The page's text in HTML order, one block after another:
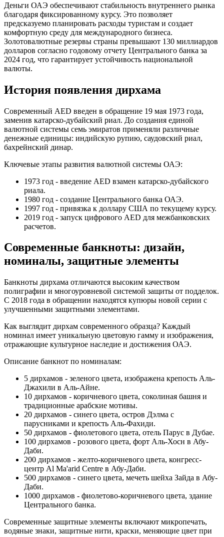
Деньги ОАЭ обеспечивают стабильность внутреннего рынка
благодаря фиксированному курсу. Это позволяет
предсказуемо планировать расходы туристам и создает
комфортную среду для международного бизнеса.
Золотовалютные резервы страны превышают 130 миллиардов
долларов согласно годовому отчету Центрального банка за
2024 год, что гарантирует устойчивость национальной
валюты.
История появления дирхама
Современный AED введен в обращение 19 мая 1973 года,
заменив катарско-дубайский риал. До создания единой
валютной системы семь эмиратов применяли различные
денежные единицы: индийскую рупию, саудовский риал,
бахрейнский динар.
Ключевые этапы развития валютной системы ОАЭ:
1973 год - введение AED взамен катарско-дубайского
риала.
1980 год - создание Центрального банка ОАЭ.
1997 год - привязка к доллару США по текущему курсу.
2019 год - запуск цифрового AED для межбанковских
расчетов.
Современные банкноты: дизайн,
номиналы, защитные элементы
Банкноты дирхама отличаются высоким качеством
полиграфии и многоуровневой системой защиты от подделок.
С 2018 года в обращении находятся купюры новой серии с
улучшенными защитными элементами.
Как выглядит дирхам современного образца? Каждый
номинал имеет уникальную цветовую гамму и изображения,
отражающие культурное наследие и достижения ОАЭ.
Описание банкнот по номиналам:
5 дирхамов - зеленого цвета, изображена крепость Аль-
Джахили в Аль-Айне.
10 дирхамов - коричневого цвета, соколиная башня и
традиционные арабские мотивы.
20 дирхамов - синего цвета, остров Дэлма с
парусниками и крепость Аль-Фахиди.
50 дирхамов - фиолетового цвета, отель Парус в Дубае.
100 дирхамов - розового цвета, форт Аль-Хосн в Абу-
Даби.
200 дирхамов - желто-коричневого цвета, конгресс-
центр Al Ma'arid Centre в Абу-Даби.
500 дирхамов - синего цвета, мечеть шейха Зайда в Абу-
Даби.
1000 дирхамов - фиолетово-коричневого цвета, здание
Центрального банка.
Современные защитные элементы включают микропечать,
водяные знаки, защитные нити, краски, меняющие цвет при